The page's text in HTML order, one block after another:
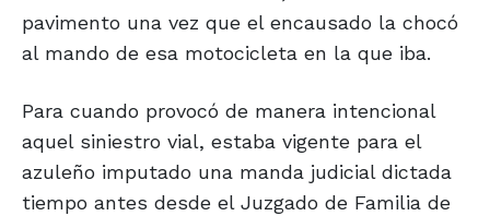
pavimento una vez que el encausado la chocó
al mando de esa motocicleta en la que iba.
Para cuando provocó de manera intencional
aquel siniestro vial, estaba vigente para el
azuleño imputado una manda judicial dictada
tiempo antes desde el Juzgado de Familia de